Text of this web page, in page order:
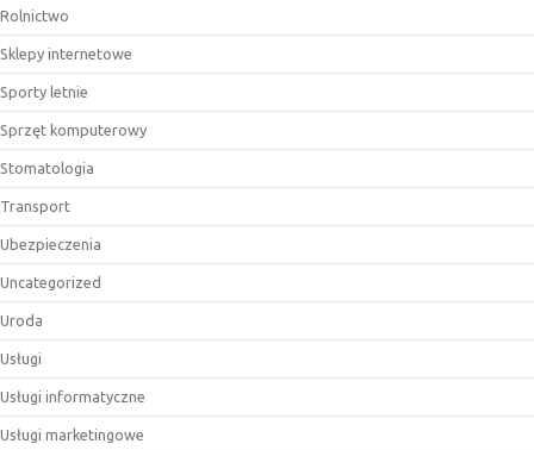
Rolnictwo
Sklepy internetowe
Sporty letnie
Sprzęt komputerowy
Stomatologia
Transport
Ubezpieczenia
Uncategorized
Uroda
Usługi
Usługi informatyczne
Usługi marketingowe